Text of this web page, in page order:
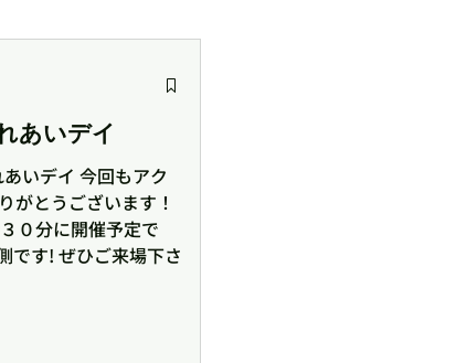
あいデイ
いデイ 今回もアク
がとうございます！
０分に開催予定で
です! ぜひご来場下さ